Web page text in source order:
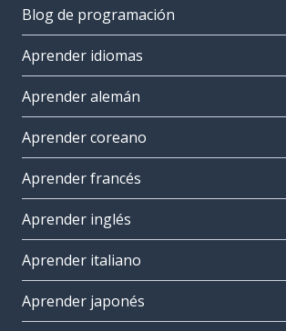
Blog de programación
Aprender idiomas
Aprender alemán
Aprender coreano
Aprender francés
Aprender inglés
Aprender italiano
Aprender japonés